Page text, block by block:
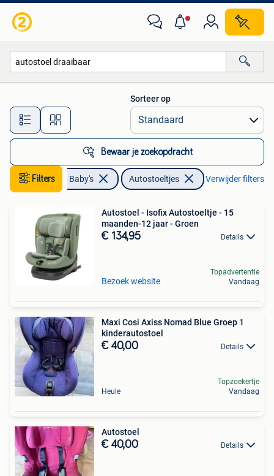
Alle afstanden…
Sorteer op
Bewaar je zoekopdracht
Filters
Kinderen en Baby's Autostoeltjes Verwijder filters
Autostoel - Isofix Autostoeltje - 15
maanden-12 jaar - Groen
€ 134,95 Details
Bezoek website
Topadvertentie
Vandaag
Maxi Cosi Axiss Nomad Blue Groep 1
kinderautostoel
€ 40,00 Details
Heule
Topzoekertje
Vandaag
Autostoel
€ 40,00 Details